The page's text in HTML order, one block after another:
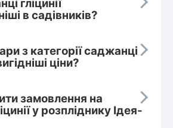
гліцинії
в садівників?
з категорії саджанці
ціни?
замовлення на
у розпліднику Ідея-